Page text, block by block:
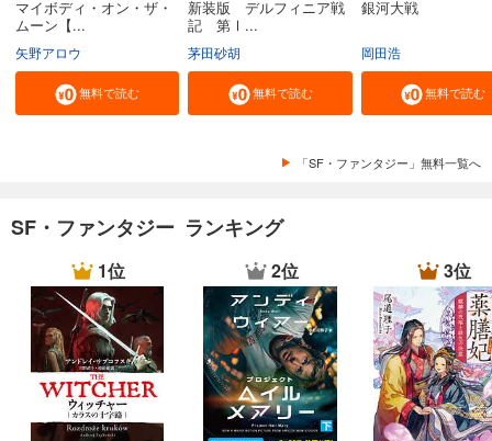
マイボディ・オン・ザ・
ムーン【...
矢野アロウ
無料で読む
新装版 デルフィニア戦
記 第Ⅰ...
茅田砂胡
無料で読む
銀河大戦
岡田浩
無料で読む
「SF・ファンタジー」無料一覧へ
SF・ファンタジー ランキング
1位 2位 3位